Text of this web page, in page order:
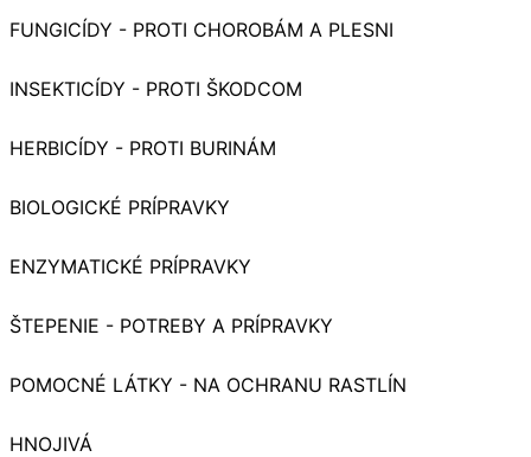
FUNGICÍDY - PROTI CHOROBÁM A PLESNI
INSEKTICÍDY - PROTI ŠKODCOM
HERBICÍDY - PROTI BURINÁM
BIOLOGICKÉ PRÍPRAVKY
ENZYMATICKÉ PRÍPRAVKY
ŠTEPENIE - POTREBY A PRÍPRAVKY
POMOCNÉ LÁTKY - NA OCHRANU RASTLÍN
HNOJIVÁ